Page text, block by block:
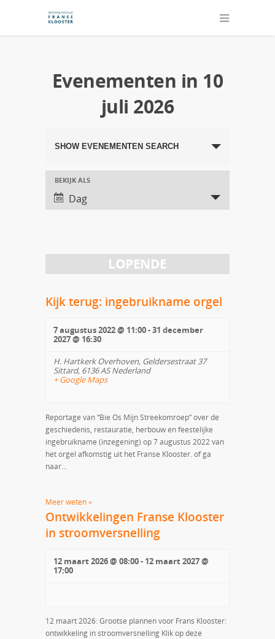
Evenementen in 10
juli 2026
Evenementen
and
Views
SHOW EVENEMENTEN SEARCH
Evenement
Views
BEKIJK ALS
Dag
LOPENDE
Kijk terug: ingebruikname orgel
7 augustus 2022 @ 11:00-31 december
2027 @ 16:30
H. Hartkerk Overhoven, Geldersestraat 37
Sittard, 6136 AS Nederland
+ Google Maps
Reportage van “Bie Os Mijn Streekomroep” over de
geschiedenis, restauratie, herbouw en feestelijke
ingebruikname (inzegening) op 7 augustus 2022 van
het orgel afkomstig uit het Franse Klooster. of ga
naar...
Meer weten »
Ontwikkelingen Franse Klooster
in stroomversnelling
12 maart 2026 @ 08:00- 12 maart 2027 @
17:00
12 maart 2026: Grootse plannen voor Frans Klooster:
ontwikkeling in stroomversnelling Klik op deze